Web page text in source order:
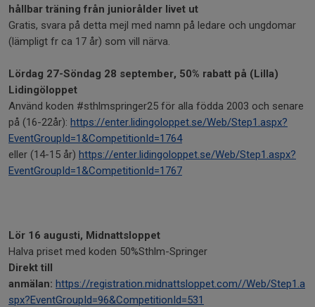
hållbar träning från juniorålder livet ut
Gratis, svara på detta mejl med namn på ledare och ungdomar
(lämpligt fr ca 17 år) som vill närva.
Lördag 27-Söndag 28 september, 50% rabatt på (Lilla)
Lidingöloppet
Använd koden #sthlmspringer25 för alla födda 2003 och senare
på (16-22år): https://enter.lidingoloppet.se/Web/Step1.aspx?
EventGroupId=1&CompetitionId=1764
eller (14-15 år) https://enter.lidingoloppet.se/Web/Step1.aspx?
EventGroupId=1&CompetitionId=1767
Lör 16 augusti, Midnattsloppet
Halva priset med koden 50%Sthlm-Springer
Direkt till
anmälan: https://registration.midnattsloppet.com//Web/Step1.a
spx?EventGroupId=96&CompetitionId=531